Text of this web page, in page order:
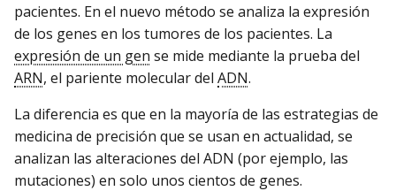
pacientes. En el nuevo método se analiza la expresión
de los genes en los tumores de los pacientes. La
expresión de un gen se mide mediante la prueba del
ARN, el pariente molecular del ADN.
La diferencia es que en la mayoría de las estrategias de
medicina de precisión que se usan en actualidad, se
analizan las alteraciones del ADN (por ejemplo, las
mutaciones) en solo unos cientos de genes.